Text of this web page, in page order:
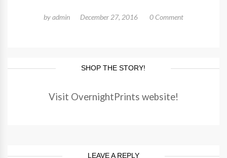
byadmin December 27, 2016 0 Comment
SHOP THE STORY!
Visit OvernightPrints website!
LEAVE A REPLY